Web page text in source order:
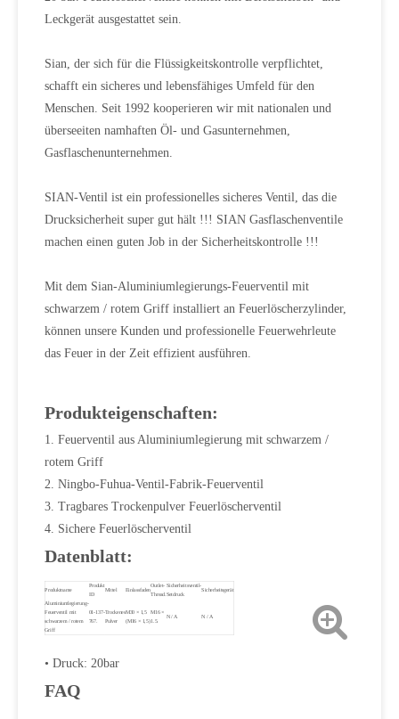
Leckgerät ausgestattet sein.
Sian, der sich für die Flüssigkeitskontrolle verpflichtet,
schafft ein sicheres und lebensfähiges Umfeld für den
Menschen. Seit 1992 kooperieren wir mit nationalen und
überseeiten namhaften Öl- und Gasunternehmen,
Gasflaschenunternehmen.
SIAN-Ventil ist ein professionelles sicheres Ventil, das die
Drucksicherheit super gut hält !!! SIAN Gasflaschenventile
machen einen guten Job in der Sicherheitskontrolle !!!
Mit dem Sian-Aluminiumlegierungs-Feuerventil mit
schwarzem / rotem Griff installiert an Feuerlöscherzylinder,
können unsere Kunden und professionelle Feuerwehrleute
das Feuer in der Zeit effizient ausführen.
Produkteigenschaften:
1. Feuerventil aus Aluminiumlegierung mit schwarzem /
rotem Griff
2. Ningbo-Fuhua-Ventil-Fabrik-Feuerventil
3. Tragbares Trockenpulver Feuerlöscherventil
4. Sichere Feuerlöscherventil
Datenblatt:
Produktname
Produkt
ID
Mittel Einlassfaden
Outlet-
Thread.
Sicherheitsventil-
Setdruck
Sicherheitsgerät
Aluminiumlegierung-
Feuerventil mit
schwarzem / rotem
Griff
01-137-
767.
Trockenes
Pulver
M30 × 1,5
(M16 × 1,5)
M16 ×
1.5.
N / A N / A
• Druck: 20bar
FAQ